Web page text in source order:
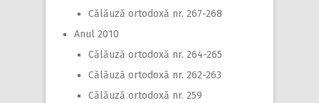
Călăuză ortodoxă nr. 267-268
Anul 2010
Călăuză ortodoxă nr. 264-265
Călăuză ortodoxă nr. 262-263
Călăuză ortodoxă nr. 259